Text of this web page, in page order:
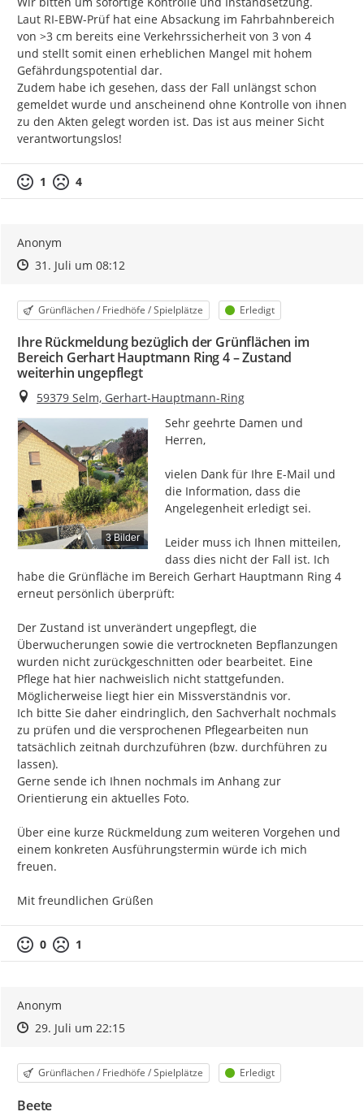
Laut RI-EBW-Prüf hat eine Absackung im Fahrbahnbereich
von >3 cm bereits eine Verkehrssicherheit von 3 von 4
und stellt somit einen erheblichen Mangel mit hohem
Gefährdungspotential dar.
Zudem habe ich gesehen, dass der Fall unlängst schon
gemeldet wurde und anscheinend ohne Kontrolle von ihnen
zu den Akten gelegt worden ist. Das ist aus meiner Sicht
verantwortungslos!
1 4
Anonym
Zeitpunkt des Erstellens
Zeitpunkt des Erstellens
31. Juli um 08:12Zur Äußerung
Kategorie
Grünflächen / Friedhöfe / Spielplätze Status
Erledigt
Ihre Rückmeldung bezüglich der Grünflächen im
Bereich Gerhart Hauptmann Ring 4 – Zustand
weiterhin ungepflegt
Ort
59379 Selm, Gerhart-Hauptmann-Ring
3 Bilder
Sehr geehrte Damen und
Herren,
vielen Dank für Ihre E-Mail und
die Information, dass die
Angelegenheit erledigt sei.
Leider muss ich Ihnen mitteilen,
dass dies nicht der Fall ist. Ich
habe die Grünfläche im Bereich Gerhart Hauptmann Ring 4
erneut persönlich überprüft:
Der Zustand ist unverändert ungepflegt, die
Überwucherungen sowie die vertrockneten Bepflanzungen
wurden nicht zurückgeschnitten oder bearbeitet. Eine
Pflege hat hier nachweislich nicht stattgefunden.
Möglicherweise liegt hier ein Missverständnis vor.
Ich bitte Sie daher eindringlich, den Sachverhalt nochmals
zu prüfen und die versprochenen Pflegearbeiten nun
tatsächlich zeitnah durchzuführen (bzw. durchführen zu
lassen).
Gerne sende ich Ihnen nochmals im Anhang zur
Orientierung ein aktuelles Foto.
Über eine kurze Rückmeldung zum weiteren Vorgehen und
einem konkreten Ausführungstermin würde ich mich
freuen.
Mit freundlichen Grüßen
0 1
Anonym
Zeitpunkt des Erstellens
Zeitpunkt des Erstellens
29. Juli um 22:15Zur Äußerung
Kategorie
Grünflächen / Friedhöfe / Spielplätze Status
Erledigt
Beete